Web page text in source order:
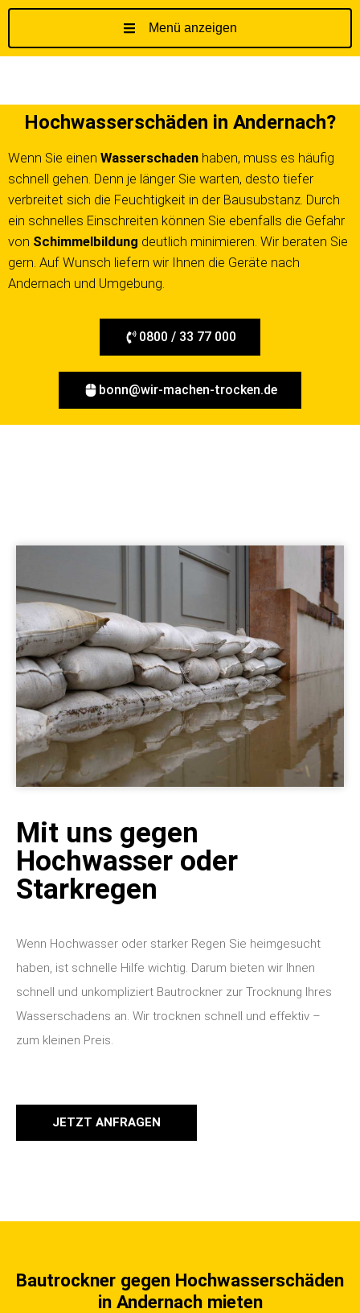
a
l
t
s
p
Menü anzeigen
Hochwasserschäden in Andernach?
Wenn Sie einen Wasserschaden haben, muss es häufig
schnell gehen. Denn je länger Sie warten, desto tiefer
verbreitet sich die Feuchtigkeit in der Bausubstanz. Durch
ein schnelles Einschreiten können Sie ebenfalls die Gefahr
von Schimmelbildung deutlich minimieren. Wir beraten Sie
gern. Auf Wunsch liefern wir Ihnen die Geräte nach
Andernach und Umgebung.
0800 / 33 77 000
bonn@wir-machen-trocken.de
Mit uns gegen
Hochwasser oder
Starkregen
Wenn Hochwasser oder starker Regen Sie heimgesucht
haben, ist schnelle Hilfe wichtig. Darum bieten wir Ihnen
schnell und unkompliziert Bautrockner zur Trocknung Ihres
Wasserschadens an. Wir trocknen schnell und effektiv –
zum kleinen Preis.
JETZT ANFRAGEN
Bautrockner gegen Hochwasserschäden
in Andernach mieten